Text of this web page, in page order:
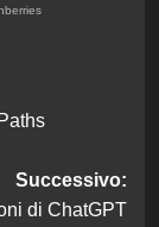
Successivo:
di ChatGPT